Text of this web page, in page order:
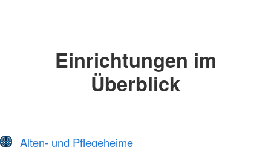
Einrichtungen im
Überblick
Alten- und Pflegeheime